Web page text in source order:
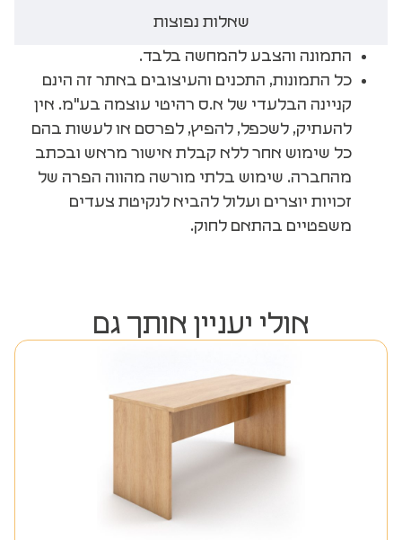
שאלות נפוצות
התמונה והצבע להמחשה בלבד.
כל התמונות, התכנים והעיצובים באתר זה הינם
קניינה הבלעדי של א.ס רהיטי עוצמה בע"מ. אין
להעתיק, לשכפל, להפיץ, לפרסם או לעשות בהם
כל שימוש אחר ללא קבלת אישור מראש ובכתב
מהחברה. שימוש בלתי מורשה מהווה הפרה של
זכויות יוצרים ועלול להביא לנקיטת צעדים
משפטיים בהתאם לחוק.
אולי יעניין אותך גם